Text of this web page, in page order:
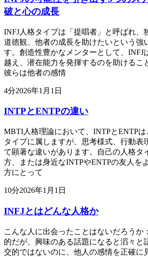
破と心の成長
INFJ人格タイプは「提唱者」と呼ばれ、
道徳観、他者の成長を助けたいという強
す。創造性豊かなメンターとして、INFJ
越え、潜在能力を発揮するのを助けるこ
彼らは他者の感情
4分2026年1月1日
INTPとENTPの違い
MBTI人格理論において、INTPとENTP
タイプに属しますが、思考様式、行動表
て顕著な違いがあります。自己の人格タ
方、または身近なINTPやENTPの友人を
方にとって
10分2026年1月1日
INFJとはどんな人格か
こんな人に出会ったことはないだろうか
的だが、興味のある話題になると滔々と
交的ではないのに、他人の感情を正確に